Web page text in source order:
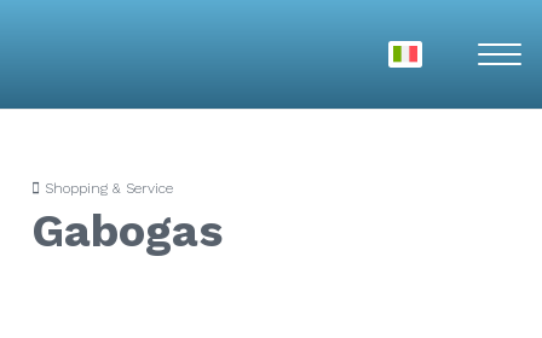
Shopping & Service
Gabogas